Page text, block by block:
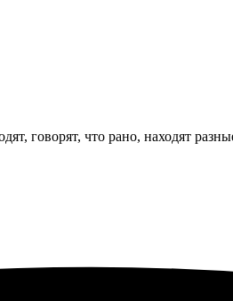
говорят, что рано, находят